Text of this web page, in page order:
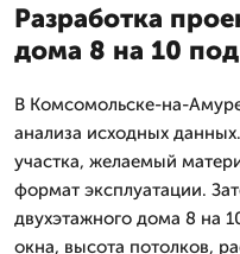
Разработка
дома 8 на 10
В Комсомольске-на-
анализа исходных
участка, желаемый
формат эксплуатации.
двухэтажного дома 8 на
окна, высота потолков,